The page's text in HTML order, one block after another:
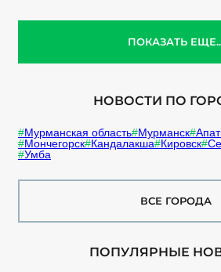
ПОКАЗАТЬ
НОВОСТИ ПО
Мурманская область Мурманск
Мончегорск Кандалакша Кировск
Умба
ВСЕ ГОРОДА
ПОПУЛЯРНЫЕ